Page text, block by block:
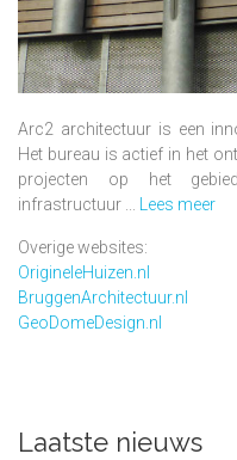
Arc2 architectuur is een
Het bureau is actief in het
projecten op het
infrastructuur ... Lees meer
Overige websites:
OrigineleHuizen.nl
BruggenArchitectuur.nl
GeoDomeDesign.nl
Laatste nieuws